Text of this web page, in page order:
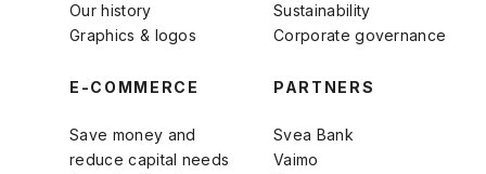
Our history
Graphics & logos
Sustainability
Corporate governance
E-COMMERCE
Save money and
reduce capital needs
PARTNERS
Svea Bank
Vaimo